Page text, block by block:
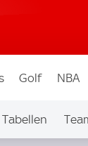
Golf NBA
Tabellen